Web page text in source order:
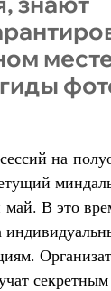
на
май. В это